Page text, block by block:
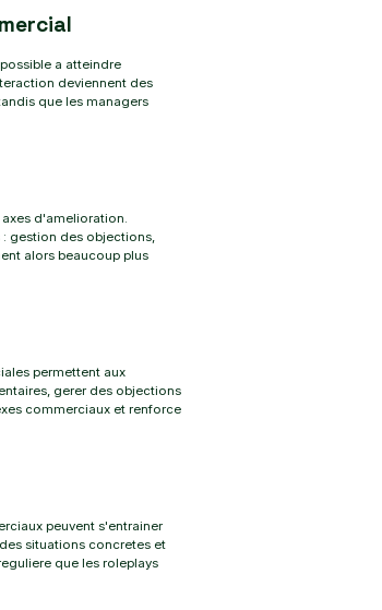
a atteindre
deviennent des
que les managers
d'amelioration.
gestion des objections,
alors beaucoup plus
permettent aux
gerer des objections
commerciaux et renforce
peuvent s'entrainer
situations concretes et
que les roleplays